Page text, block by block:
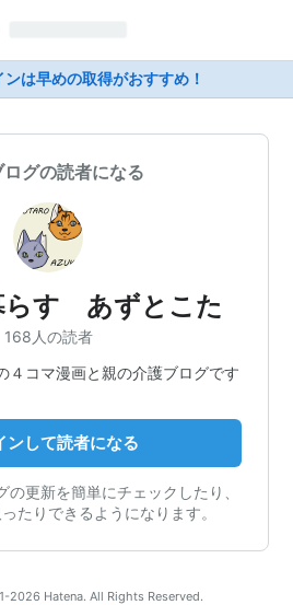
は早めの取得がおすすめ！
ログの読者になる
らす あずとこた
168人の読者
４コマ漫画と親の介護ブログです
ンして読者になる
更新を簡単にチェックしたり、
たりできるようになります。
2026 Hatena. All Rights Reserved.